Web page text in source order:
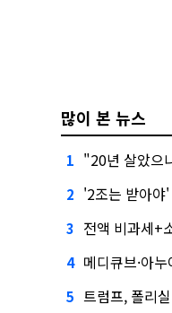
많이 본 뉴스
1 "20년 살았으
2 '2조는 받아야' vs
3 전액 비과세+
4 메디큐브·아누
5 트럼프, 폴리실리콘